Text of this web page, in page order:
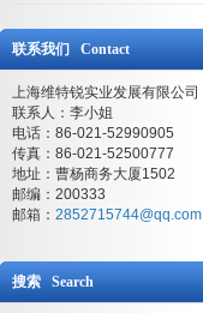
联系我们 Contact
上海维特锐实业发展有限公司
联系人：李小姐
电话：86-021-52990905
传真：86-021-52500777
地址：曹杨商务大厦1502
邮编：200333
邮箱： 2852715744@qq.com
搜索 Search